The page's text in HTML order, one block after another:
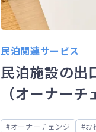
民泊関連サービス
民泊施設の出
（オーナー
肢
オーナーチェンジ お